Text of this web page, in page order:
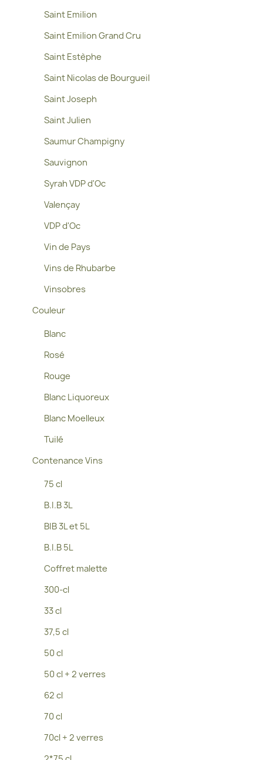
Saint Emilion
Saint Emilion Grand Cru
Saint Estèphe
Saint Nicolas de Bourgueil
Saint Joseph
Saint Julien
Saumur Champigny
Sauvignon
Syrah VDP d'Oc
Valençay
VDP d'Oc
Vin de Pays
Vins de Rhubarbe
Vinsobres
Couleur
Blanc
Rosé
Rouge
Blanc Liquoreux
Blanc Moelleux
Tuilé
Contenance Vins
75 cl
B.I.B 3L
BIB 3L et 5L
B.I.B 5L
Coffret malette
300-cl
33 cl
37,5 cl
50 cl
50 cl + 2 verres
62 cl
70 cl
70cl + 2 verres